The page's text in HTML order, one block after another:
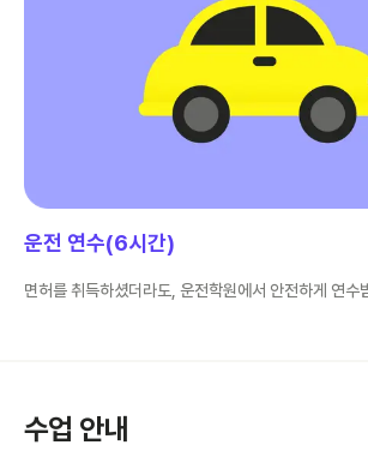
운전 연수(6시간)
면허를 취득하셨더라도, 운전학원에서 안전하게 연수
수업 안내